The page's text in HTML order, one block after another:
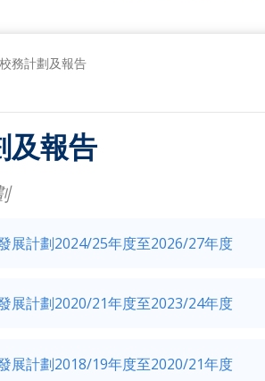
校務計劃及報告
及報告
展計劃2024/25年度至2026/27年度
展計劃2020/21年度至2023/24年度
展計劃2018/19年度至2020/21年度